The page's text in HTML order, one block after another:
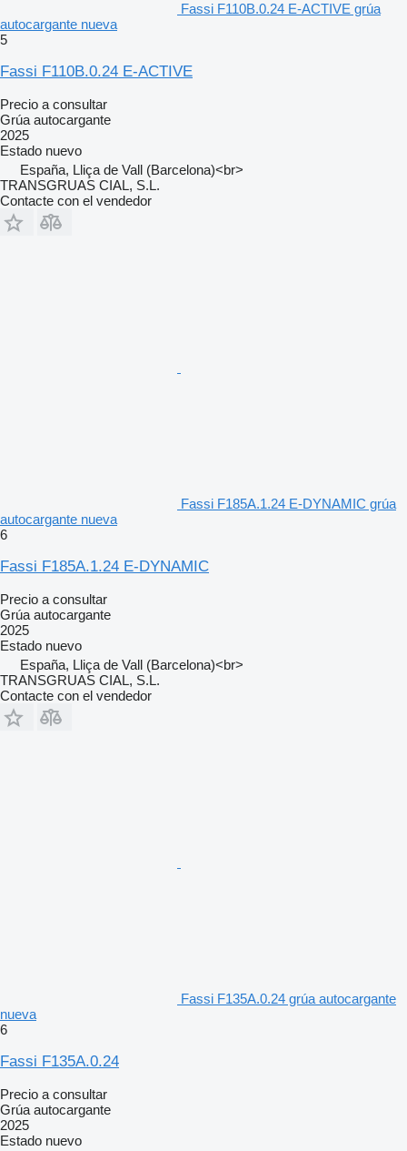
Fassi F110B.0.24 E-ACTIVE grúa
autocargante nueva
5
Fassi F110B.0.24 E-ACTIVE
Precio a consultar
Grúa autocargante
2025
Estado nuevo
España, Lliça de Vall (Barcelona)<br>
TRANSGRUAS CIAL, S.L.
Contacte con el vendedor
Fassi F185A.1.24 E-DYNAMIC grúa
autocargante nueva
6
Fassi F185A.1.24 E-DYNAMIC
Precio a consultar
Grúa autocargante
2025
Estado nuevo
España, Lliça de Vall (Barcelona)<br>
TRANSGRUAS CIAL, S.L.
Contacte con el vendedor
Fassi F135A.0.24 grúa autocargante
nueva
6
Fassi F135A.0.24
Precio a consultar
Grúa autocargante
2025
Estado nuevo